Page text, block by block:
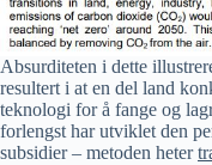
Absurditeten i dette
resultert i at en del land
teknologi for å fange og
forlengst har utviklet den
subsidier – metoden heter